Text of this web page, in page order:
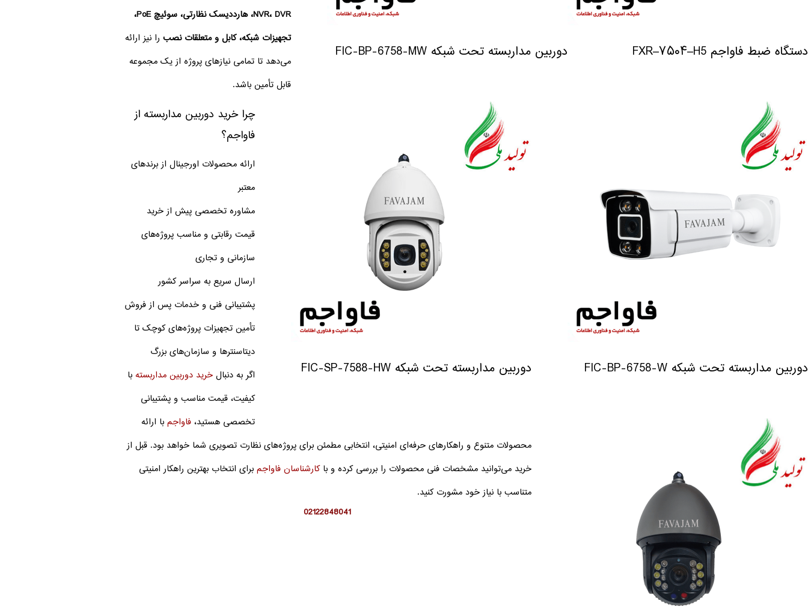
دستگاه ضبط فاواجم FXR–۷۵۰۴–H5 دوربین مداربسته تحت شبکه FIC-BP-6758-MW
دوربین مداربسته تحت شبکه FIC-BP-6758-W دوربین مداربسته تحت شبکه FIC-SP-7588-HW
NVR، DVR، هارددیسک نظارتی، سوئیچ PoE،
تجهیزات شبکه، کابل و متعلقات نصب را نیز ارائه
می‌دهد تا تمامی نیازهای پروژه از یک مجموعه
قابل تأمین باشد.
چرا خرید دوربین مداربسته از
فاواجم؟
ارائه محصولات اورجینال از برندهای
معتبر
مشاوره تخصصی پیش از خرید
قیمت رقابتی و مناسب پروژه‌های
سازمانی و تجاری
ارسال سریع به سراسر کشور
پشتیبانی فنی و خدمات پس از فروش
تأمین تجهیزات پروژه‌های کوچک تا
دیتاسنترها و سازمان‌های بزرگ
اگر به دنبال خرید دوربین مداربسته با
کیفیت، قیمت مناسب و پشتیبانی
تخصصی هستید، فاواجم با ارائه
محصولات متنوع و راهکارهای حرفه‌ای امنیتی، انتخابی مطمئن برای پروژه‌های نظارت تصویری شما خواهد بود. قبل از
خرید می‌توانید مشخصات فنی محصولات را بررسی کرده و باکارشناسان فاواجم برای انتخاب بهترین راهکار امنیتی
متناسب با نیاز خود مشورت کنید.
02122848041